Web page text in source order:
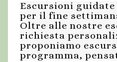
Escursioni
per il fine
Oltre alle nostre
richiesta
proponiamo
programma,